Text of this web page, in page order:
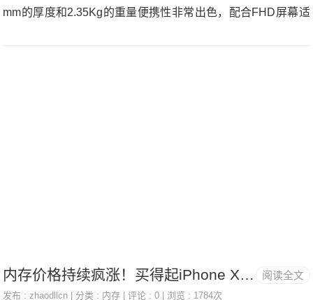
mm的厚度和2.35Kg的重量便携性非常出色，配合FHD屏幕适
阅读全文
内存价格持续疯涨！买得起iPhone X未必装得起电脑
发布 :zhaodllcn | 分类 : 内存 | 评论 : 0 | 浏览 : 1784次